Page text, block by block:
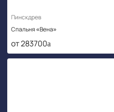
Пинскдрев
Спальня «Вена»
от 283700